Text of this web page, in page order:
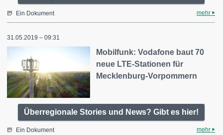
Ein Dokument mehr
31.05.2019 – 09:31
Mobilfunk: Vodafone baut 70
neue LTE-Stationen für
Mecklenburg-Vorpommern
Überregionale Stories und News? Gibt es hier!
Ein Dokument mehr